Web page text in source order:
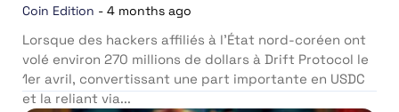
Coin Edition - 4 months ago
Lorsque des hackers affiliés à l’État nord-coréen ont
volé environ 270 millions de dollars à Drift Protocol le
1er avril, convertissant une part importante en USDC
et la reliant via...